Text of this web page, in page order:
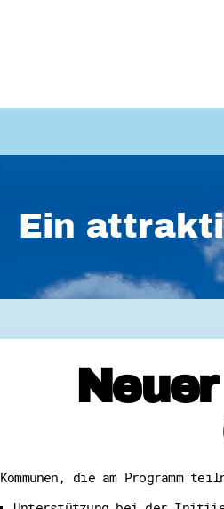
Ein
Kommunen, die am Programm